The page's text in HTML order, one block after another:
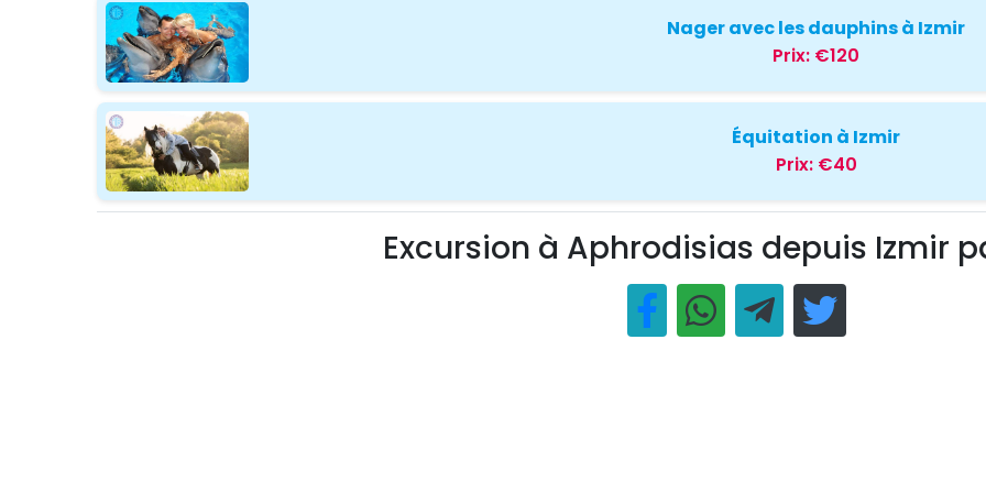
Nager avec les dauphins à Izmir
Prix: €120
Équitation à Izmir
Prix: €40
Excursion à Aphrodisias depuis Izmir